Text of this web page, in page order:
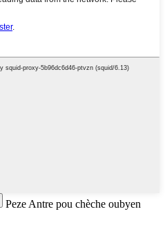
Peze Antre pou chèche oubyen